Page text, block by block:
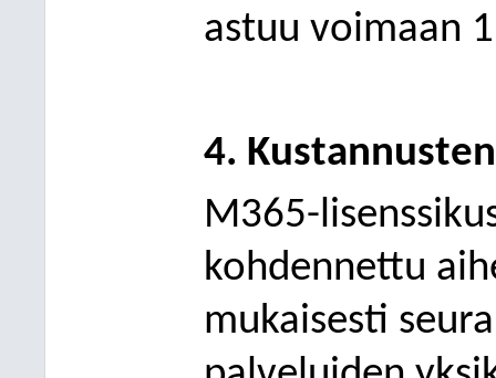
astuu voimaan
4.
M365-
kohdennettu
mukaisesti